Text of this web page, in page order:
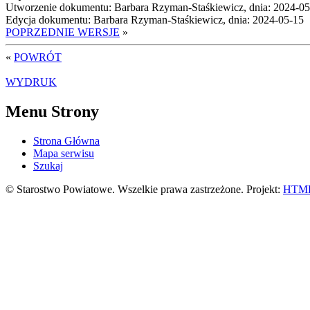
Utworzenie dokumentu: Barbara Rzyman-Staśkiewicz, dnia: 2024-
Edycja dokumentu: Barbara Rzyman-Staśkiewicz, dnia: 2024-05-15
POPRZEDNIE WERSJE »
« POWRÓT
WYDRUK
Menu Strony
Strona Główna
Mapa serwisu
Szukaj
© Starostwo Powiatowe. Wszelkie prawa zastrzeżone. Projekt: